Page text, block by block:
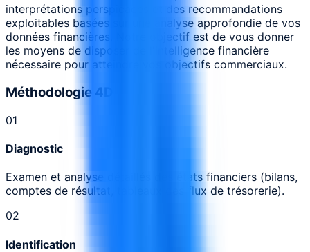
interprétations perspicaces et des recommandations
exploitables basées sur une analyse approfondie de vos
données financières. Notre objectif est de vous donner
les moyens de disposer de l'intelligence financière
nécessaire pour atteindre vos objectifs commerciaux.
Méthodologie 4D
01
Diagnostic
Examen et analyse détaillés des états financiers (bilans,
comptes de résultat, tableaux des flux de trésorerie).
02
Identification